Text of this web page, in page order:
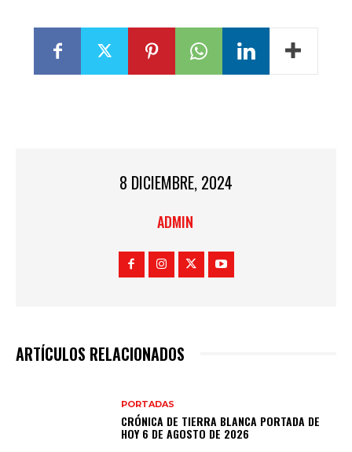
8 DICIEMBRE, 2024
ADMIN
ARTÍCULOS RELACIONADOS
PORTADAS
CRÓNICA DE TIERRA BLANCA PORTADA DE
HOY 6 DE AGOSTO DE 2026